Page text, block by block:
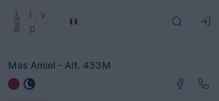
l . v .
p
Mas Amiel - Alt. 433M